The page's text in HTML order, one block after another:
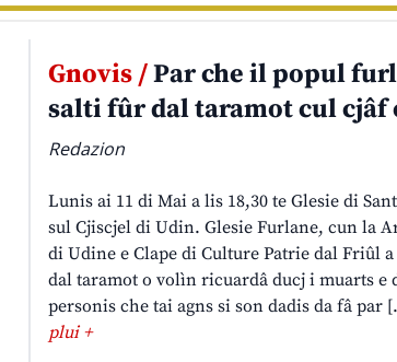
Gnovis /Par che il popul
salti fûr dal taramot cul cjâf
Redazion
Lunis ai 11 di Mai a lis 18,30 te Glesie di
sul Cjiscjel di Udin. Glesie Furlane, cun la
di Udine e Clape di Culture Patrie dal Friûl a
dal taramot o volìn ricuardâ ducj i muarts e
personis che tai agns si son dadis da fâ par
plui +